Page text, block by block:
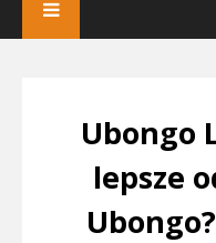
Ubongo
lepsze